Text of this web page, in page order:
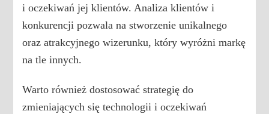
i oczekiwań jej klientów. Analiza klientów i
konkurencji pozwala na stworzenie unikalnego
oraz atrakcyjnego wizerunku, który wyróżni markę
na tle innych.
Warto również dostosować strategię do
zmieniających się technologii i oczekiwań